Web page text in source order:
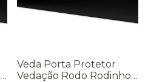
Veda Porta Protetor
Vedação Rodo Rodinho